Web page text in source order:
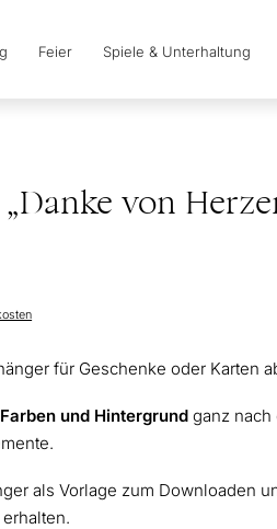
Feier Spiele & Unterhaltung
von
für Geschenke oder Karten
und Hintergrund ganz
als Vorlage zum Downloaden